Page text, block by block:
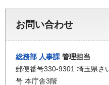
お問い合わせ
総務部 人事課 管理担当
郵便番号330-9301 埼玉県さ
号 本庁舎3階